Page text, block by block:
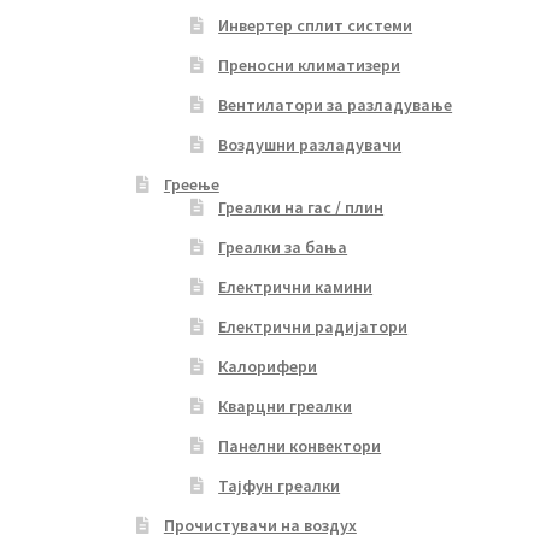
Инвертер сплит системи
Преносни климатизери
Вентилатори за разладување
Воздушни разладувачи
Греење
Греалки на гас / плин
Греалки за бања
Електрични камини
Електрични радијатори
Калорифери
Кварцни греалки
Панелни конвектори
Тајфун греалки
Прочистувачи на воздух